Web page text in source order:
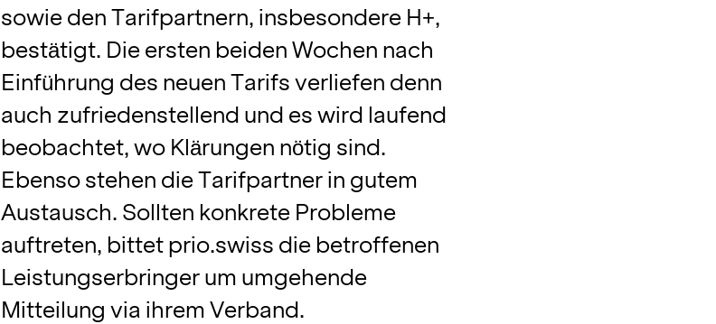
sowie den Tarifpartnern, insbesondere H+,
bestätigt. Die ersten beiden Wochen nach
Einführung des neuen Tarifs verliefen denn
auch zufriedenstellend und es wird laufend
beobachtet, wo Klärungen nötig sind.
Ebenso stehen die Tarifpartner in gutem
Austausch. Sollten konkrete Probleme
auftreten, bittet prio.swiss die betroffenen
Leistungserbringer um umgehende
Mitteilung via ihrem Verband.